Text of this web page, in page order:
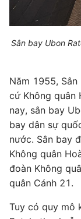
Sân bay Ubon
Năm 1955,
cứ Không quân
nay, sân bay
bay dân sự
nước. Sân bay
Không quân
đoàn Không
quân Cánh 21.
Tuy có quy mô